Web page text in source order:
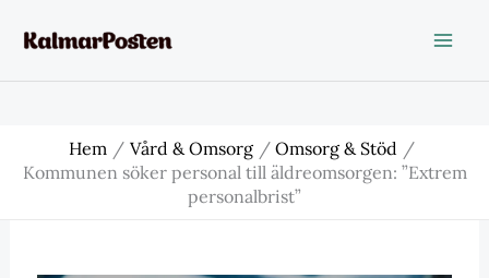
Hem Vård & Omsorg
Omsorg & Stöd
Kommunen söker personal till äldreomsorgen: ”Extrem
personalbrist”